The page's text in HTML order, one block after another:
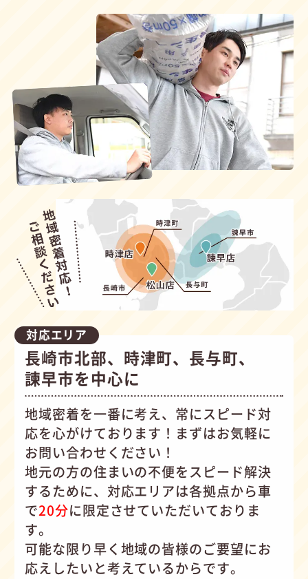
対応エリア
長崎市北部、時津町、長与町、
諫早市を中心に
地域密着を一番に考え、常にスピード対
応を心がけております！まずはお気軽に
お問い合わせください！
地元の方の住まいの不便をスピード解決
するために、対応エリアは各拠点から車
で20分に限定させていただいておりま
す。
可能な限り早く地域の皆様のご要望にお
応えしたいと考えているからです。